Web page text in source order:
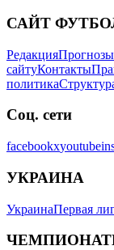
САЙТ
РедакцияПрогнозы
сайтуКонтакты
политика
Соц. сети
facebookxyoutube
УКРАИНА
УкраинаПервая